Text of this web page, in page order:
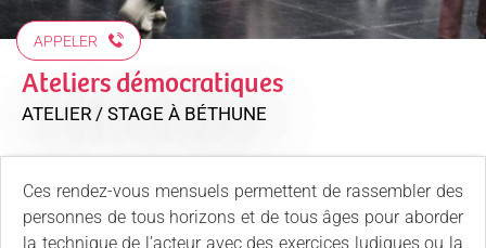
APPELER
Ateliers démocratiques
ATELIER / STAGE À BÉTHUNE
Ces rendez-vous mensuels permettent de rassembler des
personnes de tous horizons et de tous âges pour aborder
la technique de l’acteur avec des exercices ludiques ou la